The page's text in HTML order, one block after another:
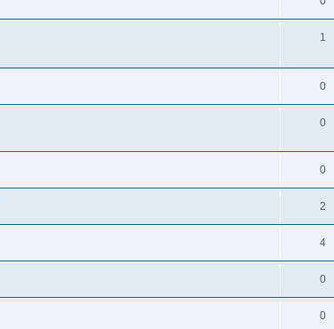
1
0
0
0
2
4
0
0